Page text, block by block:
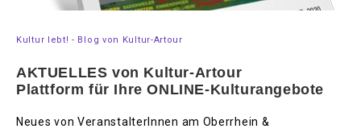
Kultur lebt! - Blog von Kultur-Artour
AKTUELLES von Kultur-Artour
Plattform für Ihre ONLINE-Kulturangebote
Neues von VeranstalterInnen am Oberrhein &